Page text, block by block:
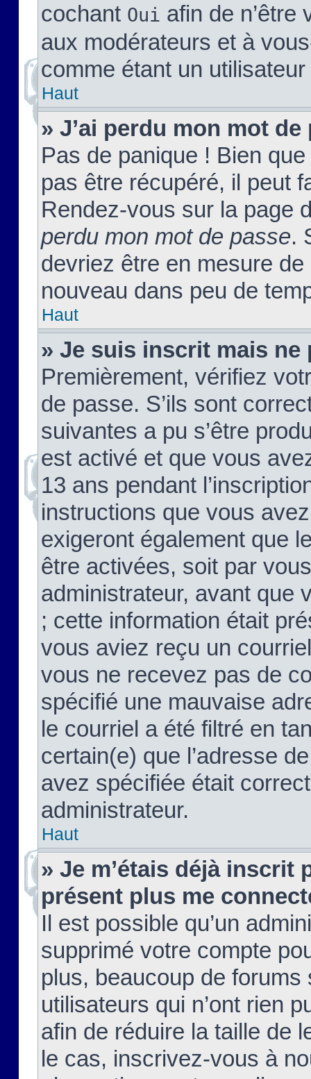
cochant Oui afin de n’être
aux modérateurs et à
comme étant un
Haut
» J’ai perdu mon mot de
Pas de panique ! Bien
pas être récupéré, il peut
Rendez-vous sur la page
perdu mon mot de passe.
devriez être en mesure
nouveau dans peu de
Haut
» Je suis inscrit mais ne
Premièrement, vérifiez
de passe. S’ils sont
suivantes a pu s’être
est activé et que vous
13 ans pendant
instructions que vous
exigeront également que
être activées, soit par
administrateur, avant que
; cette information était
vous aviez reçu un
vous ne recevez pas de
spécifié une mauvaise
le courriel a été filtré en
certain(e) que l’adresse
avez spécifiée était
administrateur.
Haut
» Je m’étais déjà inscrit
présent plus me
Il est possible qu’un
supprimé votre compte
plus, beaucoup de
utilisateurs qui n’ont rien
afin de réduire la taille de
le cas, inscrivez-vous à